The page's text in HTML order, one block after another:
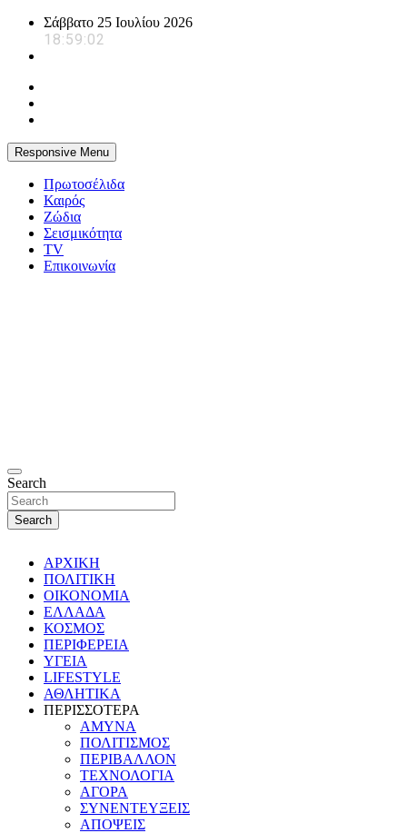
Skip
content
Σάββατο 25 Ιουλίου 2026
18:59:03
Responsive Menu
Πρωτοσέλιδα
Καιρός
Ζώδια
Σεισμικότητα
TV
Επικοινωνία
Search
Search
ΑΡΧΙΚΗ
ΠΟΛΙΤΙΚΗ
ΟΙΚΟΝΟΜΙΑ
ΕΛΛΑΔΑ
ΚΟΣΜΟΣ
ΠΕΡΙΦΕΡΕΙΑ
ΥΓΕΙΑ
LIFESTYLE
ΑΘΛΗΤΙΚΑ
ΠΕΡΙΣΣΟΤΕΡΑ
ΑΜΥΝΑ
ΠΟΛΙΤΙΣΜΟΣ
ΠΕΡΙΒΑΛΛΟΝ
ΤΕΧΝΟΛΟΓΙΑ
ΑΓΟΡΑ
ΣΥΝΕΝΤΕΥΞΕΙΣ
ΑΠΟΨΕΙΣ